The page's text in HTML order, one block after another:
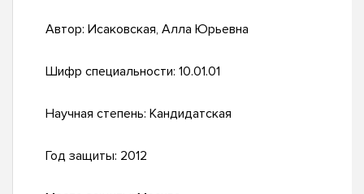
Автор: Исаковская, Алла Юрьевна
Шифр специальности: 10.01.01
Научная степень: Кандидатская
Год защиты: 2012